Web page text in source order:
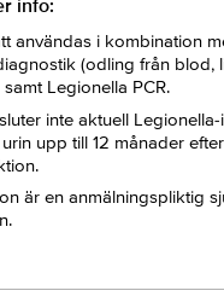
info:
användas i kombination
(odling från blod,
Legionella PCR.
inte aktuell
upp till 12 månader
är en anmälningspliktig